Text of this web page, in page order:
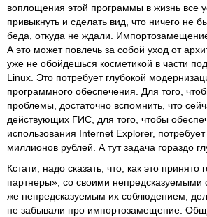
воплощения этой программы в жизнь все
привыкнуть и сделать вид, что ничего не
беда, откуда не ждали.
А это может повлечь за собой уход от
уже не обойдешься косметикой в части
Linux. Это потребует глубокой
программного обеспечения. Для того,
проблемы, достаточно вспомнить, что
действующих ГИС, для того, чтобы
использования Internet Explorer,
миллионов рублей. А тут задача гораздо
Кстати, надо сказать, что, как это принято
партнеры», со своими непредсказуемыми
же непредсказуемым их соблюдением,
не забывали про импортозамещение.